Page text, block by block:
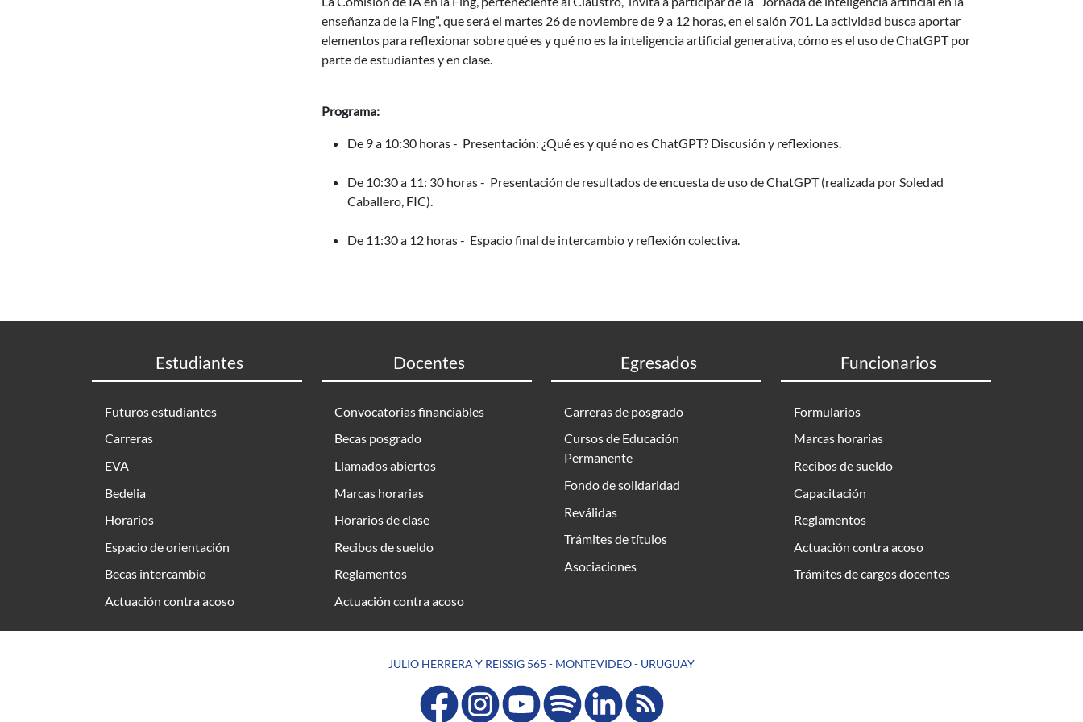
enseñanza de la Fing”, que será el martes 26 de noviembre de 9 a 12 horas, en el salón 701. La actividad busca aportar
elementos para reflexionar sobre qué es y qué no es la inteligencia artificial generativa, cómo es el uso de ChatGPT por
parte de estudiantes y en clase.
Programa:
De 9 a 10:30 horas - Presentación: ¿Qué es y qué no es ChatGPT? Discusión y reflexiones.
De 10:30 a 11: 30 horas - Presentación de resultados de encuesta de uso de ChatGPT (realizada por Soledad
Caballero, FIC).
De 11:30 a 12 horas - Espacio final de intercambio y reflexión colectiva.
Estudiantes
Futuros estudiantes
Carreras
EVA
Bedelia
Horarios
Espacio de orientación
Becas intercambio
Actuación contra acoso
Docentes
Convocatorias financiables
Becas posgrado
Llamados abiertos
Marcas horarias
Horarios de clase
Recibos de sueldo
Reglamentos
Actuación contra acoso
Egresados
Carreras de posgrado
Cursos de Educación
Permanente
Fondo de solidaridad
Reválidas
Trámites de títulos
Asociaciones
Funcionarios
Formularios
Marcas horarias
Recibos de sueldo
Capacitación
Reglamentos
Actuación contra acoso
Trámites de cargos docentes
JULIO HERRERA Y REISSIG 565 - MONTEVIDEO - URUGUAY